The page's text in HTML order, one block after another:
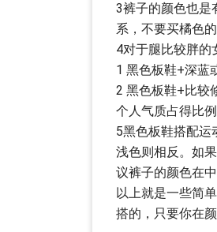
3裤子的颜色也是
系，不要买橘色
4对于腿比较胖的
1 黑色板鞋+深蓝
2 黑色板鞋+比较
个人气质占得比
5黑色板鞋搭配运
浅色则相反。如
议裤子的颜色在
以上就是一些简
搭的，只要你在